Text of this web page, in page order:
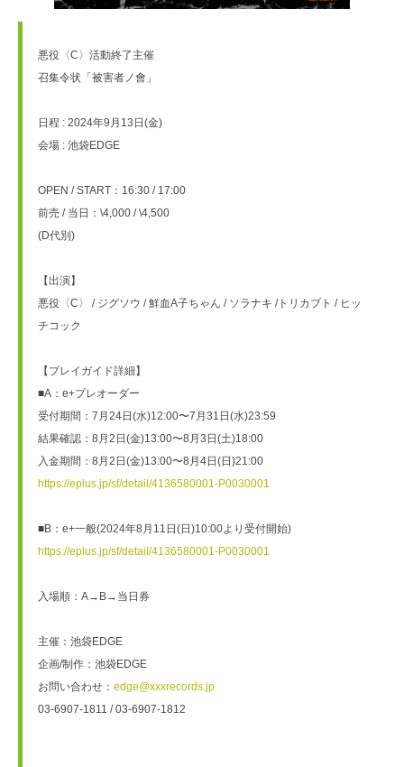
悪役〈C〉活動終了主催
召集令状「被害者ノ會」
日程 : 2024年9月13日(金)
会場 : 池袋EDGE
OPEN / START：16:30 / 17:00
前売 / 当日：\4,000 / \4,500
(D代別)
【出演】
悪役〈C〉 / ジグソウ / 鮮血A子ちゃん / ソラナキ /トリカブト / ヒッ
チコック
【プレイガイド詳細】
■A：e+プレオーダー
受付期間：7月24日(水)12:00〜7月31日(水)23:59
結果確認：8月2日(金)13:00〜8月3日(土)18:00
入金期間：8月2日(金)13:00〜8月4日(日)21:00
https://eplus.jp/sf/detail/4136580001-P0030001
■B：e+一般(2024年8月11日(日)10:00より受付開始)
https://eplus.jp/sf/detail/4136580001-P0030001
入場順：A→B→当日券
主催：池袋EDGE
企画/制作：池袋EDGE
お問い合わせ： edge@xxxrecords.jp
03-6907-1811 / 03-6907-1812